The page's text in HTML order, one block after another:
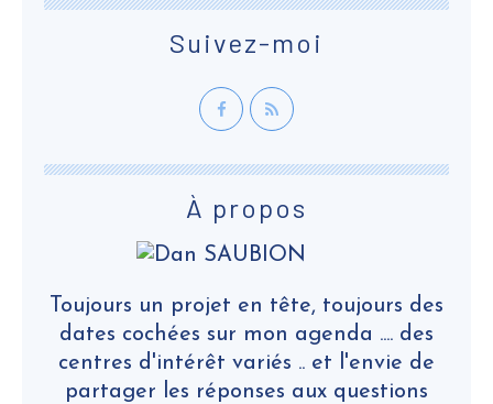
Suivez-moi
À propos
Toujours un projet en tête, toujours des
dates cochées sur mon agenda .... des
centres d'intérêt variés .. et l'envie de
partager les réponses aux questions